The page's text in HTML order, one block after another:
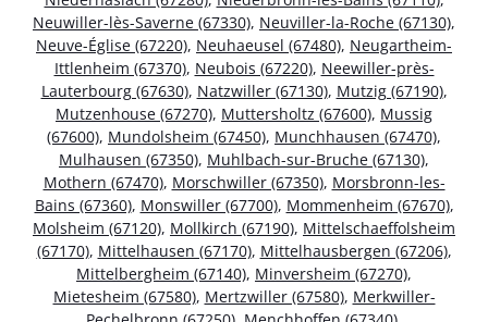
Neuwiller-lès-Saverne (67330), Neuviller-la-Roche (67130),
Neuve-Église (67220), Neuhaeusel (67480), Neugartheim-
Ittlenheim (67370), Neubois (67220), Neewiller-près-
Lauterbourg (67630), Natzwiller (67130), Mutzig (67190),
Mutzenhouse (67270), Muttersholtz (67600), Mussig
(67600), Mundolsheim (67450), Munchhausen (67470),
Mulhausen (67350), Muhlbach-sur-Bruche (67130),
Mothern (67470), Morschwiller (67350), Morsbronn-les-
Bains (67360), Monswiller (67700), Mommenheim (67670),
Molsheim (67120), Mollkirch (67190), Mittelschaeffolsheim
(67170), Mittelhausen (67170), Mittelhausbergen (67206),
Mittelbergheim (67140), Minversheim (67270),
Mietesheim (67580), Mertzwiller (67580), Merkwiller-